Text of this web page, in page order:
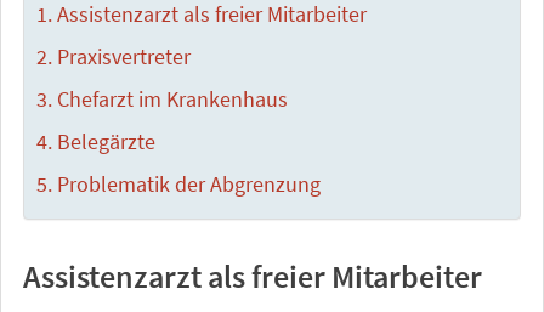
Assistenzarzt als freier Mitarbeiter
Praxisvertreter
Chefarzt im Krankenhaus
Belegärzte
Problematik der Abgrenzung
Assistenzarzt als freier Mitarbeiter